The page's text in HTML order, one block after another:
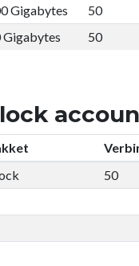
Gigabytes
50
Gigabytes
50
50